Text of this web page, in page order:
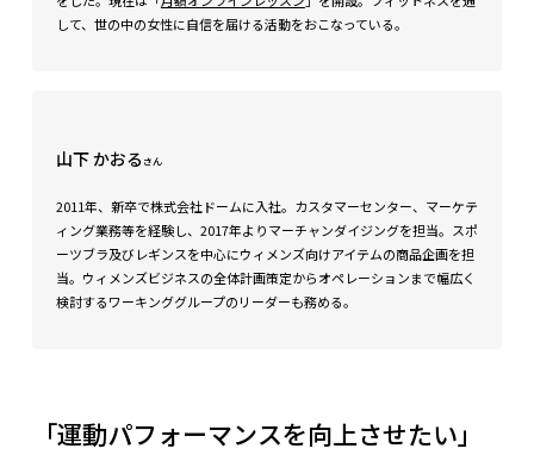
して、世の中の女性に自信を届ける活動をおこなっている。
山下 かおる さん
2011年、新卒で株式会社ドームに入社。カスタマーセンター、マーケテ
ィング業務等を経験し、2017年よりマーチャンダイジングを担当。スポ
ーツブラ及びレギンスを中心にウィメンズ向けアイテムの商品企画を担
当。ウィメンズビジネスの全体計画策定からオペレーションまで幅広く
検討するワーキンググループのリーダーも務める。
「運動パフォーマンスを向上させたい」